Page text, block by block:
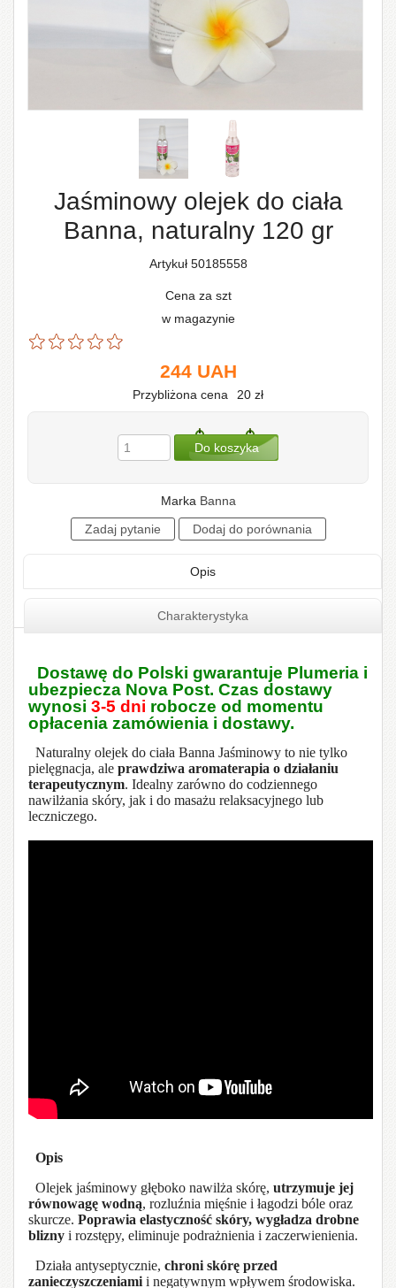
Jaśminowy olejek do ciała
Banna, naturalny 120 gr
Artykuł 50185558
Cena za szt
w magazynie
244 UAH
Przybliżona cena 20 zł
Marka Banna
Opis
Charakterystyka
Dostawę do Polski gwarantuje Plumeria i
ubezpiecza Nova Post. Czas dostawy
wynosi 3-5 dni robocze od momentu
opłacenia zamówienia i dostawy.
Naturalny olejek do ciała Banna Jaśminowy to nie tylko
pielęgnacja, ale prawdziwa aromaterapia o działaniu
terapeutycznym. Idealny zarówno do codziennego
nawilżania skóry, jak i do masażu relaksacyjnego lub
leczniczego.
Opis
Olejek jaśminowy głęboko nawilża skórę, utrzymuje jej
równowagę wodną, rozluźnia mięśnie i łagodzi bóle oraz
skurcze. Poprawia elastyczność skóry, wygładza drobne
blizny i rozstępy, eliminuje podrażnienia i zaczerwienienia.
Działa antyseptycznie, chroni skórę przed
zanieczyszczeniami i negatywnym wpływem środowiska.